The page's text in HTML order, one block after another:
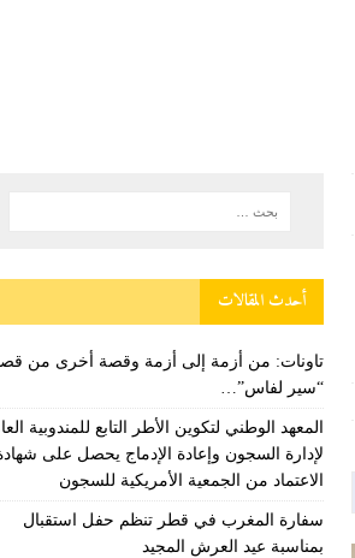
أحدث المقالات
تاونات: من أزمة إلى أزمة وقصة أخرى من
“سير لفاس”…
المعهد الوطني لتكوين الأطر التابع للمندوبية
لإدارة السجون وإعادة الإدماج يحصل على
الاعتماد من الجمعية الأمريكية للسجون
سفارة المغرب في قطر تنظم حفل استقبال
بمناسبة عيد العرش المجيد